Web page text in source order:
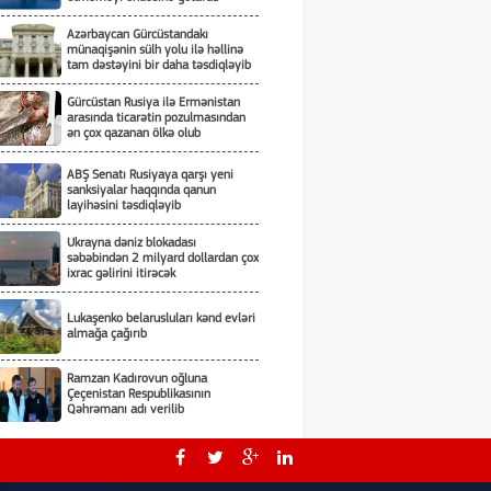
Azərbaycan Gürcüstandakı
münaqişənin sülh yolu ilə həllinə
tam dəstəyini bir daha təsdiqləyib
Gürcüstan Rusiya ilə Ermənistan
arasında ticarətin pozulmasından
ən çox qazanan ölkə olub
ABŞ Senatı Rusiyaya qarşı yeni
sanksiyalar haqqında qanun
layihəsini təsdiqləyib
Ukrayna dəniz blokadası
səbəbindən 2 milyard dollardan çox
ixrac gəlirini itirəcək
Lukaşenko belarusluları kənd evləri
almağa çağırıb
Ramzan Kadırovun oğluna
Çeçenistan Respublikasının
Qəhrəmanı adı verilib
Üçtərəfli sazişin detalları nədən